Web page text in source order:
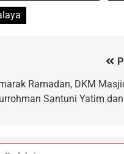
Ramadan, DKM
Santuni Yatim